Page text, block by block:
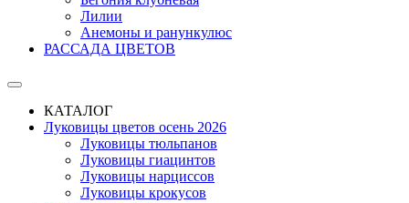
Лилии
Анемоны и ранункулюс
РАССАДА ЦВЕТОВ
КАТАЛОГ
Луковицы цветов осень 2026
Луковицы тюльпанов
Луковицы гиацинтов
Луковицы нарциссов
Луковицы крокусов